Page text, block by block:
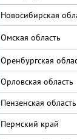
Новосибирская
Омская область
Оренбургская
Орловская область
Пензенская область
Пермский край